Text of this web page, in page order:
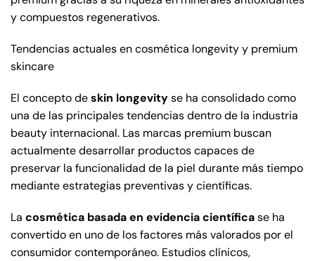
y compuestos regenerativos.
Tendencias actuales en cosmética longevity y premium
skincare
El concepto deskin longevityse ha consolidado como
una de las principales tendencias dentro de la industria
beauty internacional. Las marcas premium buscan
actualmente desarrollar productos capaces de
preservar la funcionalidad de la piel durante más tiempo
mediante estrategias preventivas y científicas.
La cosmética basada en evidencia científicase ha
convertido en uno de los factores más valorados por el
consumidor contemporáneo. Estudios clínicos,